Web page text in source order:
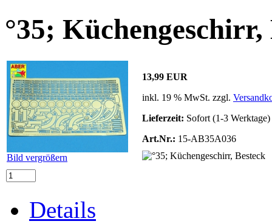
°35; Küchengeschirr,
Bild vergrößern
13,99 EUR
inkl. 19 % MwSt. zzgl.
Lieferzeit: Sofort (1-3 Werktage)
Art.Nr.: 15-AB35A036
Details